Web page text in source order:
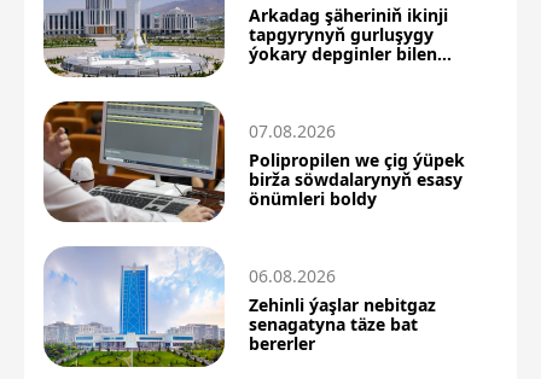
Arkadag şäheriniň ikinji
tapgyrynyň gurluşygy
ýokary depginler bilen
07.08.2026
Polipropilen we çig ýüpek
birža söwdalarynyň esasy
önümleri boldy
06.08.2026
Zehinli ýaşlar nebitgaz
senagatyna täze bat
bererler